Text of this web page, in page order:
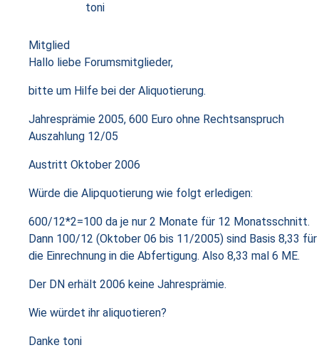
toni
Mitglied
Hallo liebe Forumsmitglieder,
bitte um Hilfe bei der Aliquotierung.
Jahresprämie 2005, 600 Euro ohne Rechtsanspruch
Auszahlung 12/05
Austritt Oktober 2006
Würde die Alipquotierung wie folgt erledigen:
600/12*2=100 da je nur 2 Monate für 12 Monatsschnitt.
Dann 100/12 (Oktober 06 bis 11/2005) sind Basis 8,33 für
die Einrechnung in die Abfertigung. Also 8,33 mal 6 ME.
Der DN erhält 2006 keine Jahresprämie.
Wie würdet ihr aliquotieren?
Danke toni